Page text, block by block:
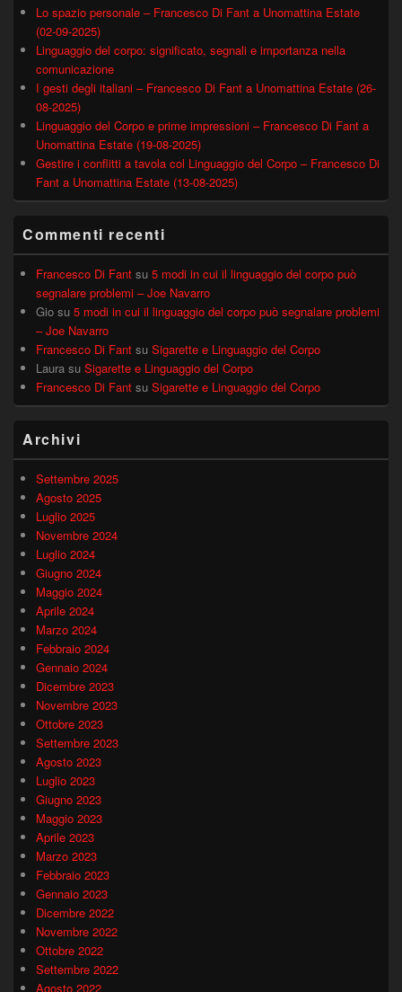
Lo spazio personale – Francesco Di Fant a Unomattina Estate
(02-09-2025)
Linguaggio del corpo: significato, segnali e importanza nella
comunicazione
I gesti degli italiani – Francesco Di Fant a Unomattina Estate (26-
08-2025)
Linguaggio del Corpo e prime impressioni – Francesco Di Fant a
Unomattina Estate (19-08-2025)
Gestire i conflitti a tavola col Linguaggio del Corpo – Francesco Di
Fant a Unomattina Estate (13-08-2025)
Commenti recenti
Francesco Di Fant su 5 modi in cui il linguaggio del corpo può
segnalare problemi – Joe Navarro
Gio su 5 modi in cui il linguaggio del corpo può segnalare problemi
– Joe Navarro
Francesco Di Fant su Sigarette e Linguaggio del Corpo
Laura su Sigarette e Linguaggio del Corpo
Francesco Di Fant su Sigarette e Linguaggio del Corpo
Archivi
Settembre 2025
Agosto 2025
Luglio 2025
Novembre 2024
Luglio 2024
Giugno 2024
Maggio 2024
Aprile 2024
Marzo 2024
Febbraio 2024
Gennaio 2024
Dicembre 2023
Novembre 2023
Ottobre 2023
Settembre 2023
Agosto 2023
Luglio 2023
Giugno 2023
Maggio 2023
Aprile 2023
Marzo 2023
Febbraio 2023
Gennaio 2023
Dicembre 2022
Novembre 2022
Ottobre 2022
Settembre 2022
Agosto 2022